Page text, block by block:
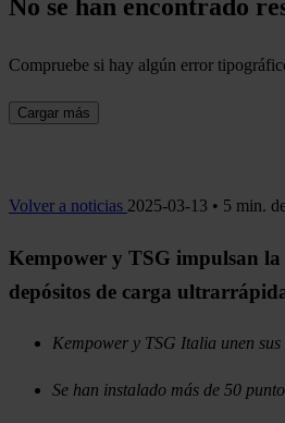
No se han encontrado
Compruebe si hay algún error
Cargar más
Volver a noticias 2025-03-13 • 5 min.
Kempower y TSG impulsan
depósitos de carga
Kempower y TSG Italia unen
Se han instalado más de 50